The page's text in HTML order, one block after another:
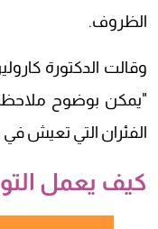
الظروف.
وقالت الدكتورة
"يمكن بوضوح
الفئران التي تعيش
كيف يعمل